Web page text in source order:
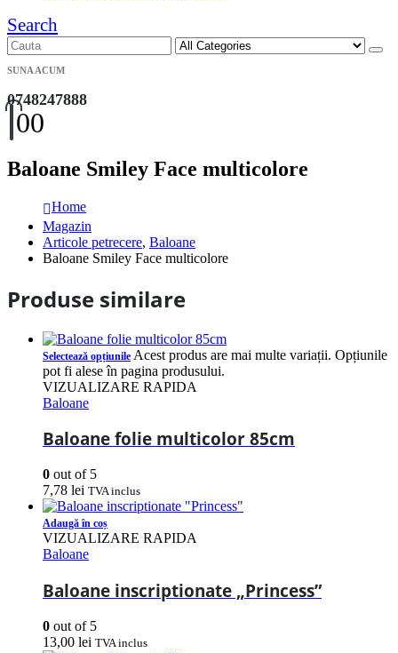
Search
SUNA ACUM
0748247888
00
Baloane Smiley Face multicolore
Home
Magazin
Articole petrecere, Baloane
Baloane Smiley Face multicolore
Produse similare
Selectează opțiunile Acest produs are mai multe variații. Opțiunile
pot fi alese în pagina produsului.
VIZUALIZARE RAPIDA
Baloane
Baloane folie multicolor 85cm
0 out of 5
7,78 lei TVA inclus
Adaugă în coș
VIZUALIZARE RAPIDA
Baloane
Baloane inscriptionate „Princess”
0 out of 5
13,00 lei TVA inclus